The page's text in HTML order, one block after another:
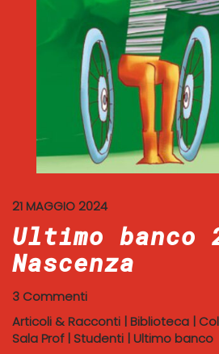
21 MAGGIO 2024
Ultimo banco
Nascenza
3 Commenti
Articoli & Racconti | Biblioteca |
Sala Prof| Studenti | Ultimo banco